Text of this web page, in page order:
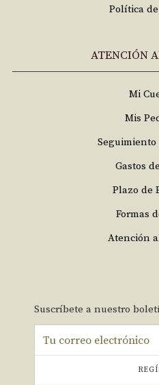
Política
ATENCIÓN
Mi
Mis
Seguimiento
Gastos
Plazo de
Formas
Atención
Suscríbete a nuestro